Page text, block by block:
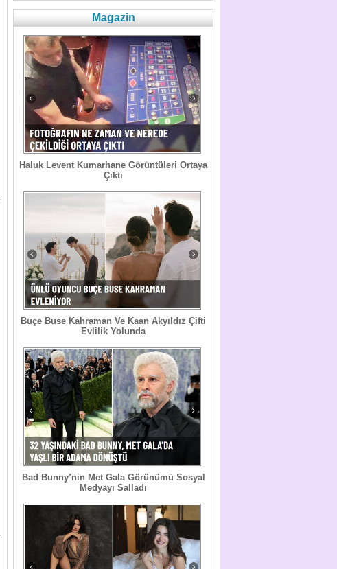
Magazin
Haluk Levent Kumarhane Görüntüleri Ortaya
Çıktı
Buçe Buse Kahraman Ve Kaan Akyıldız Çifti
Evlilik Yolunda
Bad Bunny’nin Met Gala Görünümü Sosyal
Medyayı Salladı